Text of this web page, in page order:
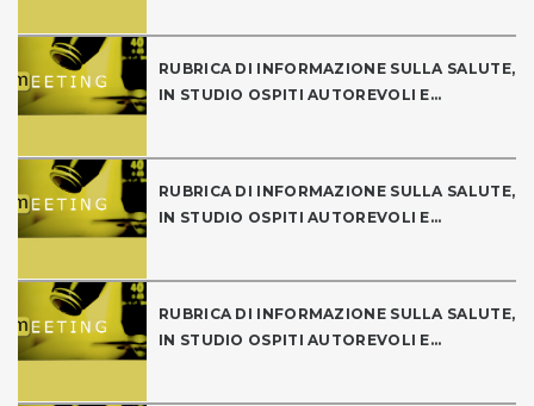
RUBRICA DI INFORMAZIONE SULLA SALUTE,
IN STUDIO OSPITI AUTOREVOLI E...
RUBRICA DI INFORMAZIONE SULLA SALUTE,
IN STUDIO OSPITI AUTOREVOLI E...
RUBRICA DI INFORMAZIONE SULLA SALUTE,
IN STUDIO OSPITI AUTOREVOLI E...